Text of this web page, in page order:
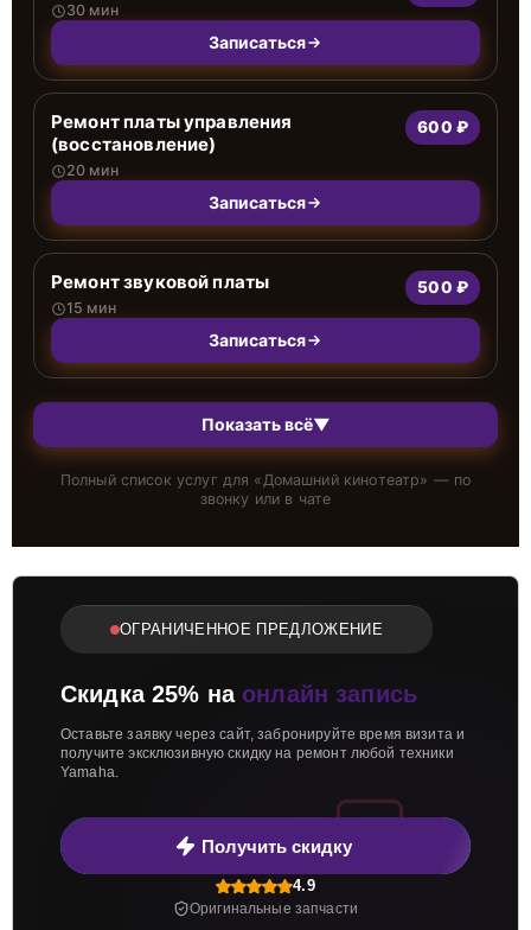
30 мин
Записаться
Ремонт платы управления
(восстановление)
20 мин
600 ₽
Записаться
Ремонт звуковой платы
15 мин
500 ₽
Записаться
Показать всё▼
Полный список услуг для «Домашний кинотеатр» — по
звонку или в чате
ОГРАНИЧЕННОЕ ПРЕДЛОЖЕНИЕ
Скидка 25% на онлайн запись
Оставьте заявку через сайт, забронируйте время визита и
получите эксклюзивную скидку на ремонт любой техники
Yamaha.
Получить скидку
4.9
Оригинальные запчасти